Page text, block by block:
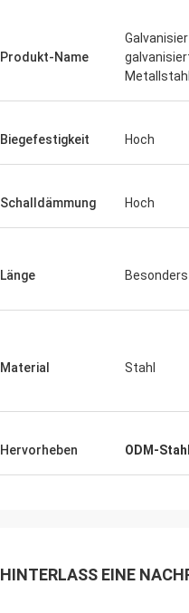
Produkt-Name
Biegefestigkeit Hoch
Schalldämmung Hoch
Länge
Material Stahl
Hervorheben ODM-
HINTERLASS EINE